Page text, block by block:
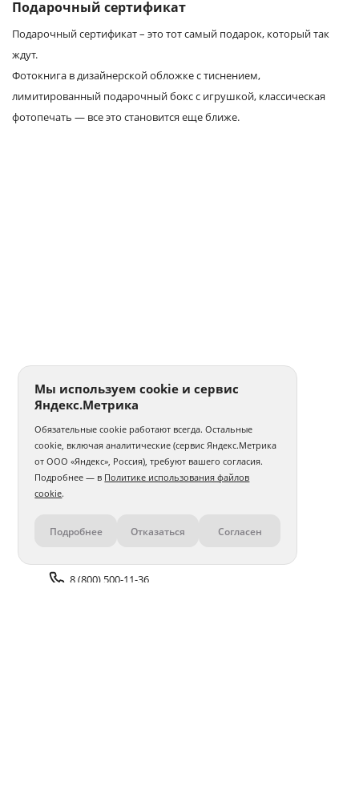
Подарочный сертификат
Подарочный сертификат – это тот самый подарок, который так
ждут.
Фотокнига в дизайнерской обложке с тиснением,
лимитированный подарочный бокс с игрушкой, классическая
фотопечать — все это становится еще ближе.
Контакты
8 (800) 500-11-36
Мы используем cookie и сервис
Яндекс.Метрика
Обязательные cookie работают всегда. Остальные
cookie, включая аналитические (сервис Яндекс.Метрика
от ООО «Яндекс», Россия), требуют вашего согласия.
Подробнее — в Политике использования файлов
cookie.
Подробнее Отказаться Согласен